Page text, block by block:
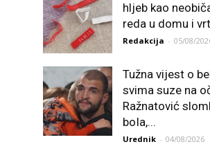
hljeb kao
reda u domu i
Redakcija - 05/08/
Tužna vijest o
svima suze na
Ražnatović
boIa,...
Urednik - 04/08/2026